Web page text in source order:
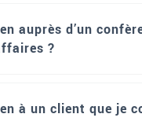
auprès d’un
?
à un client que